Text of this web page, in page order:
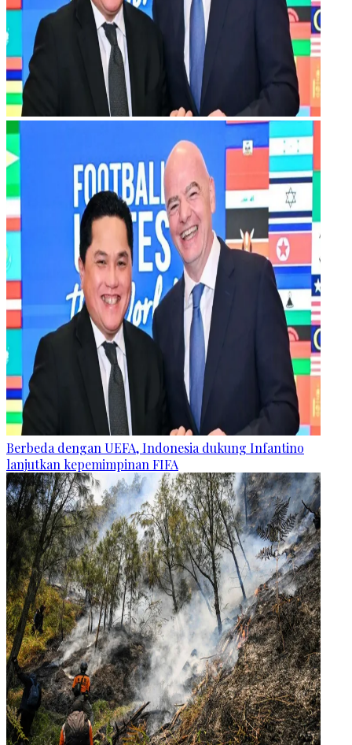
Berbeda dengan UEFA, Indonesia dukung Infantino
lanjutkan kepemimpinan FIFA